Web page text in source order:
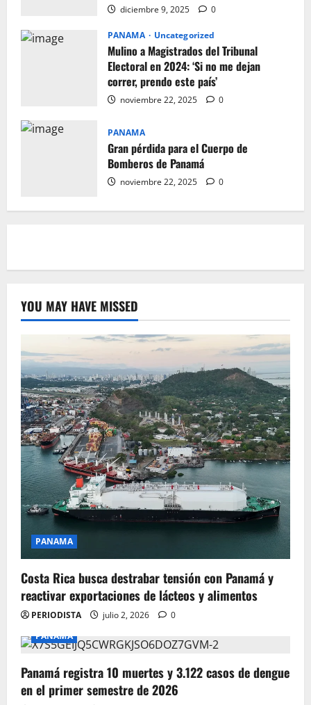
diciembre 9, 2025 0
PANAMA Uncategorized
Mulino a Magistrados del Tribunal
Electoral en 2024: ‘Si no me dejan
correr, prendo este país’
noviembre 22, 2025 0
PANAMA
Gran pérdida para el Cuerpo de
Bomberos de Panamá
noviembre 22, 2025 0
YOU MAY HAVE MISSED
PANAMA
Costa Rica busca destrabar tensión con Panamá y
reactivar exportaciones de lácteos y alimentos
PERIODISTA julio 2, 2026
0
PANAMA
Panamá registra 10 muertes y 3.122 casos de dengue
en el primer semestre de 2026